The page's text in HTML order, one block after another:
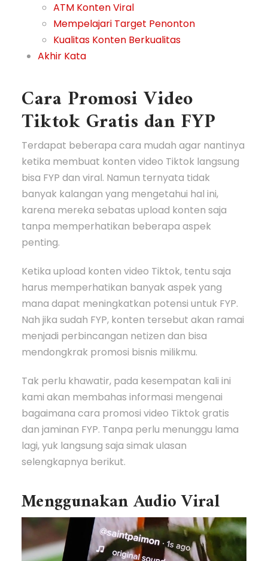
ATM Konten Viral
Mempelajari Target Penonton
Kualitas Konten Berkualitas
Akhir Kata
Cara Promosi Video
Tiktok Gratis dan FYP
Terdapat beberapa cara mudah agar nantinya
ketika membuat konten video Tiktok langsung
bisa FYP dan viral. Namun ternyata tidak
banyak kalangan yang mengetahui hal ini,
karena mereka sebatas upload konten saja
tanpa memperhatikan beberapa aspek
penting.
Ketika upload konten video Tiktok, tentu saja
harus memperhatikan banyak aspek yang
mana dapat meningkatkan potensi untuk FYP.
Nah jika sudah FYP, konten tersebut akan ramai
menjadi perbincangan netizen dan bisa
mendongkrak promosi bisnis milikmu.
Tak perlu khawatir, pada kesempatan kali ini
kami akan membahas informasi mengenai
bagaimana cara promosi video Tiktok gratis
dan jaminan FYP. Tanpa perlu menunggu lama
lagi, yuk langsung saja simak ulasan
selengkapnya berikut.
Menggunakan Audio Viral